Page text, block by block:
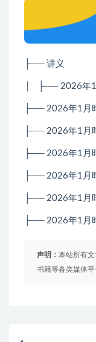
├── 讲义
├── 2026年
├── 2026年1月
├── 2026年1月
├── 2026年1月
├── 2026年1月
├── 2026年1月
├──2026年1 月
声明： 本站所有
书籍等各类媒体